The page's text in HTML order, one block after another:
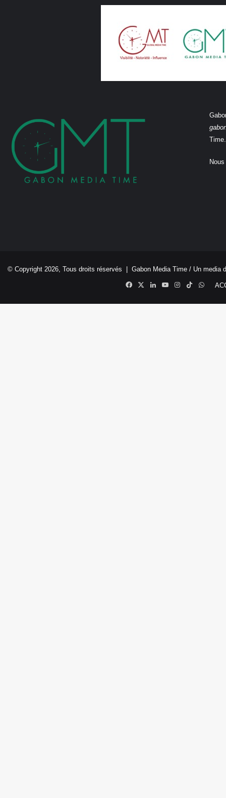
Time.
© Copyright 2026, Tous droits réservés | Gabon Media Time / Un media
Facebook
X LinkedinYouTubeInstagram
TikTok